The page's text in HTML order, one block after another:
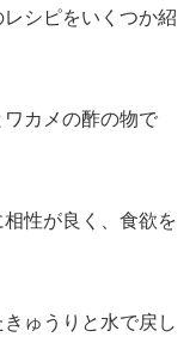
シピをいくつか紹
カメの酢の物で
性が良く、食欲を
ゅうりと水で戻し